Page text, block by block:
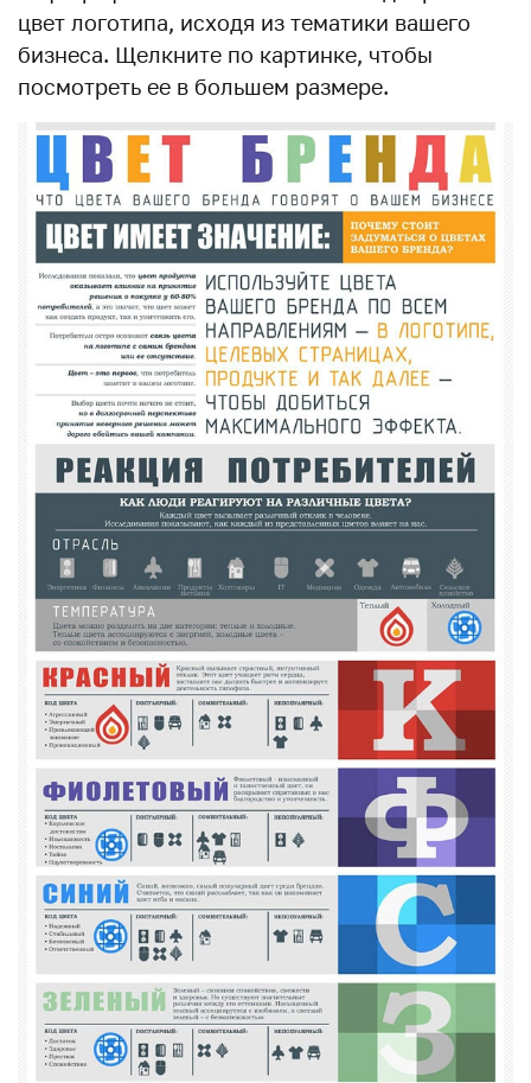
цвет логотипа, исходя из тематики вашего
бизнеса. Щелкните по картинке, чтобы
посмотреть ее в большем размере.